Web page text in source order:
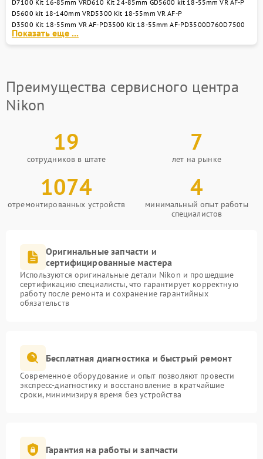
D7100 Kit 16-85mm VRD610 Kit 24-85mm GD5600 kit 18-55mm VR AF-P
D5600 kit 18-140mm VRD5300 Kit 18-55mm VR AF-P
D3500 Kit 18-55mm VR AF-PD3500 Kit 18-55mm AF-PD3500D760D7500
Показать еще ...
Преимущества сервисного центра
Nikon
19
сотрудников в штате
7
лет на рынке
1074
отремонтированных устройств
4
минимальный опыт работы
специалистов
Оригинальные запчасти и
сертифицированные мастера
Используются оригинальные детали Nikon и прошедшие
сертификацию специалисты, что гарантирует корректную
работу после ремонта и сохранение гарантийных
обязательств
Бесплатная диагностика и быстрый ремонт
Современное оборудование и опыт позволяют провести
экспресс-диагностику и восстановление в кратчайшие
сроки, минимизируя время без устройства
Гарантия на работы и запчасти